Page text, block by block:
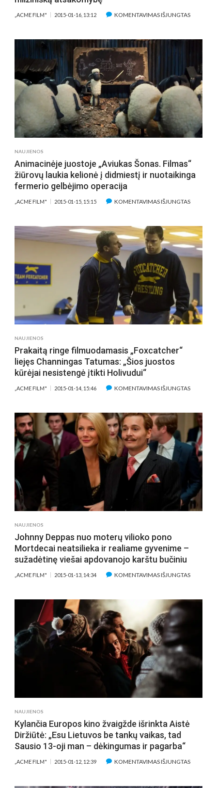
„ACME FILM" 2015-01-16, 13:12 KOMENTAVIMAS IŠJUNGTASĮRAŠE
SNAIPERĮ“
JUTOME
NAUJIENOS
Animacinėje juostoje „Aviukas Šonas. Filmas“
žiūrovų laukia kelionė į didmiestį ir nuotaikinga
fermerio gelbėjimo operacija
„ACME FILM" 2015-01-15, 15:15 KOMENTAVIMAS IŠJUNGTASĮRAŠE
„AVIUKAS
ŠONAS.
FILMAS“
LAUKIA
DIDMIESTĮ
IR
NAUJIENOS
Prakaitą ringe filmuodamasis „Foxcatcher“
liejęs Channingas Tatumas: „Šios juostos
kūrėjai nesistengė įtikti Holivudui“
„ACME FILM" 2015-01-14, 15:46 KOMENTAVIMAS IŠJUNGTASĮRAŠE
LIEJĘS
TATUMAS:
„ŠIOS
JUOSTOS
KŪRĖJAI
ĮTIKTI
NAUJIENOS
Johnny Deppas nuo moterų vilioko pono
Mortdecai neatsilieka ir realiame gyvenime –
sužadėtinę viešai apdovanojo karštu bučiniu
„ACME FILM" 2015-01-13, 14:34 KOMENTAVIMAS IŠJUNGTASĮRAŠE
–
NAUJIENOS
Kylančia Europos kino žvaigžde išrinkta Aistė
Diržiūtė: „Esu Lietuvos be tankų vaikas, tad
Sausio 13-oji man – dėkingumas ir pagarba“
„ACME FILM" 2015-01-12, 12:39 KOMENTAVIMAS IŠJUNGTASĮRAŠE